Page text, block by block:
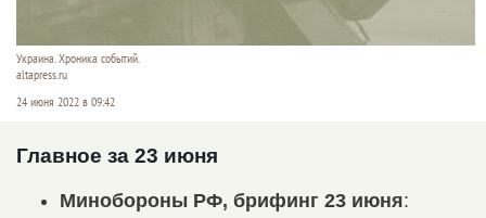
Украина. Хроника событий.
altapress.ru
24 июня 2022 в 09:42
Главное за 23 июня
Минобороны РФ, брифинг 23 июня: